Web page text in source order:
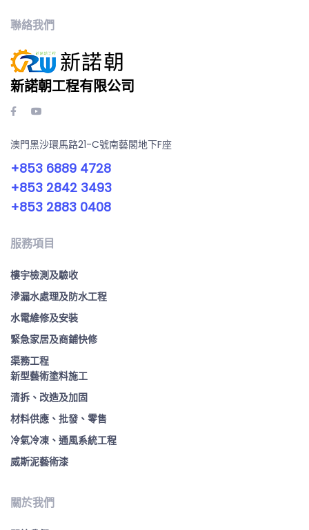
聯絡我們
新諾朝工程有限公司
澳門黑沙環馬路21-C號南藝閣地下F座
+853 6889 4728
+853 2842 3493
+853 2883 0408
服務項目
樓宇檢測及驗收
滲漏水處理及防水工程
水電維修及安裝
緊急家居及商鋪快修
渠務工程
新型藝術塗料施工
清拆、改造及加固
材料供應、批發、零售
冷氣冷凍、通風系統工程
威斯泥藝術漆
關於我們